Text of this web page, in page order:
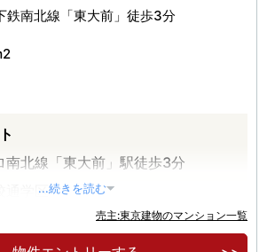
鉄南北線「東大前」徒歩3分
南北線「東大前」駅徒歩3分
通学区...続きを読む
売主:東京建物のマンション一覧